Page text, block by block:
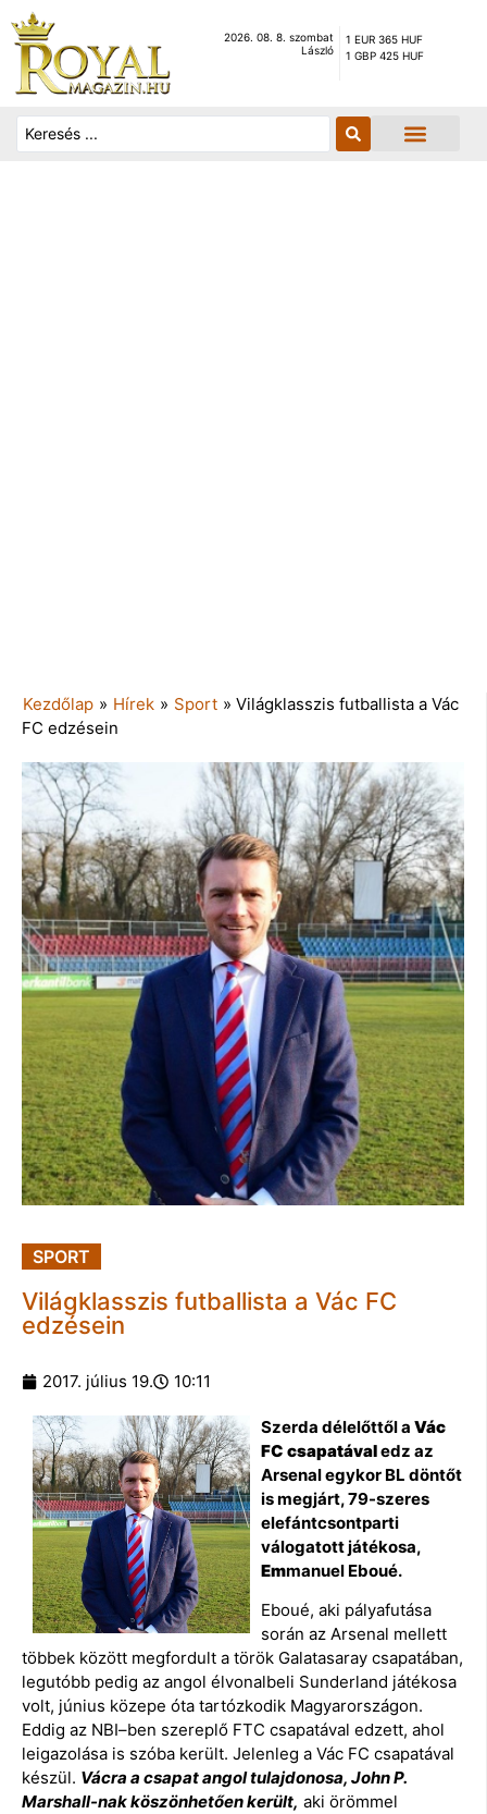
2026. 08. 8. szombat
László
1 EUR 365 HUF
1 GBP 425 HUF
Kezdőlap » Hírek » Sport » Világklasszis futballista a Vác
FC edzésein
SPORT
Világklasszis futballista a Vác FC
edzésein
2017. július 19. 10:11
Szerda délelőttől a Vác
FC csapatávaledz az
Arsenalegykor BL döntőt
is megjárt, 79-szeres
elefántcsontparti
válogatott játékosa,
Emmanuel Eboué.
Eboué, aki pályafutása
során az Arsenal mellett
többek között megfordult a török Galatasaray csapatában,
legutóbb pedig az angol élvonalbeli Sunderland játékosa
volt, június közepe óta tartózkodik Magyarországon.
Eddig az NBI–ben szereplő FTC csapatával edzett, ahol
leigazolása is szóba került. Jelenleg a Vác FC csapatával
készül. Vácra a csapat angol tulajdonosa, JohnP.
Marshall-nakköszönhetően került, aki örömmel